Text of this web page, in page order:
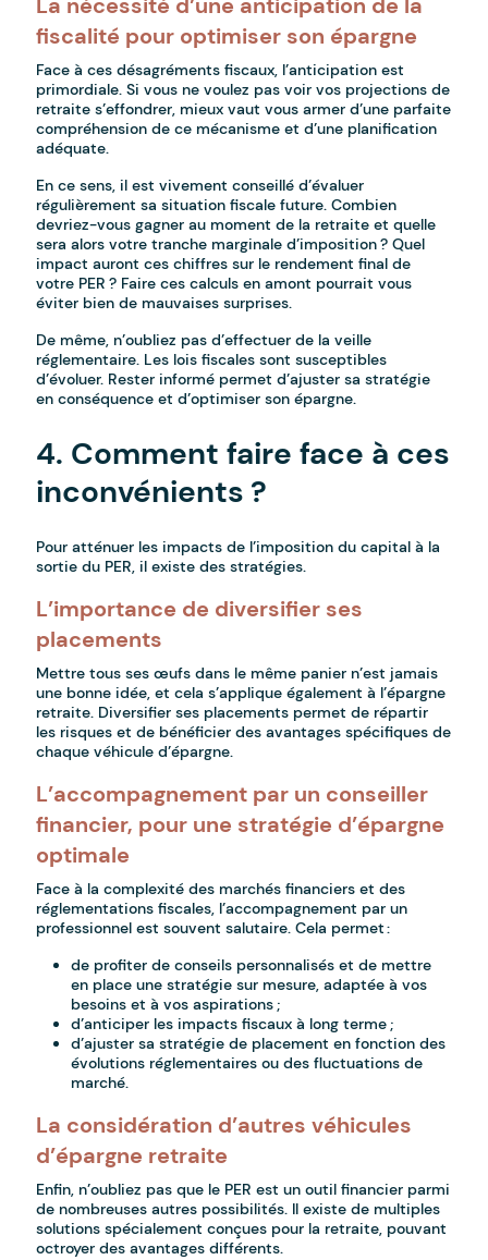
fiscalité pour optimiser son épargne
Face à ces désagréments fiscaux, l’anticipation est
primordiale. Si vous ne voulez pas voir vos projections de
retraite s’effondrer, mieux vaut vous armer d’une parfaite
compréhension de ce mécanisme et d’une planification
adéquate.
En ce sens, il est vivement conseillé d’évaluer
régulièrement sa situation fiscale future. Combien
devriez-vous gagner au moment de la retraite et quelle
sera alors votre tranche marginale d’imposition ? Quel
impact auront ces chiffres sur le rendement final de
votre PER ? Faire ces calculs en amont pourrait vous
éviter bien de mauvaises surprises.
De même, n’oubliez pas d’effectuer de la veille
réglementaire. Les lois fiscales sont susceptibles
d’évoluer. Rester informé permet d’ajuster sa stratégie
en conséquence et d’optimiser son épargne.
4. Comment faire face à ces
inconvénients ?
Pour atténuer les impacts de l’imposition du capital à la
sortie du PER, il existe des stratégies.
L’importance de diversifier ses
placements
Mettre tous ses œufs dans le même panier n’est jamais
une bonne idée, et cela s’applique également à l’épargne
retraite. Diversifier ses placements permet de répartir
les risques et de bénéficier des avantages spécifiques de
chaque véhicule d’épargne.
L’accompagnement par un conseiller
financier, pour une stratégie d’épargne
optimale
Face à la complexité des marchés financiers et des
réglementations fiscales, l’accompagnement par un
professionnel est souvent salutaire. Cela permet :
de profiter de conseils personnalisés et de mettre
en place une stratégie sur mesure, adaptée à vos
besoins et à vos aspirations ;
d’anticiper les impacts fiscaux à long terme ;
d’ajuster sa stratégie de placement en fonction des
évolutions réglementaires ou des fluctuations de
marché.
La considération d’autres véhicules
d’épargne retraite
Enfin, n’oubliez pas que le PER est un outil financier parmi
de nombreuses autres possibilités. Il existe de multiples
solutions spécialement conçues pour la retraite, pouvant
octroyer des avantages différents.